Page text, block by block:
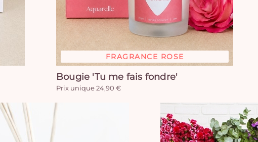
FRAGRANCE ROSE
Bougie 'Tu me fais fondre'
Prix unique 24,90 €